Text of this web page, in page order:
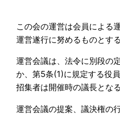
この会の運営は会員による
運営遂行に努めるものとする
運営会議は、法令に別段の
か、第5条(1)に規定する役
招集者は開催時の議長となる
運営会議の提案、議決権の